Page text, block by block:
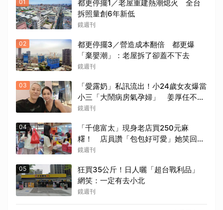
01
都更停擺1／老屋重建熱潮熄火 全台
拆照量創6年新低
鏡週刊
02
都更停擺3／營造成本翻倍 都更爆
「棄嬰潮」：老屋拆了卻蓋不下去
鏡週刊
03
「愛露奶」私訊流出！小24歲女友爆當
小三「大鬧病房氣孕婦」 姜厚任不忍
回應了
鏡週刊
04
「千億富太」現身老店買250元麻
糬！ 店員讚「包包好可愛」她笑回：
我自己做的
鏡週刊
05
狂買35公斤！日人曬「超台戰利品」
網笑：一定有去小北
鏡週刊